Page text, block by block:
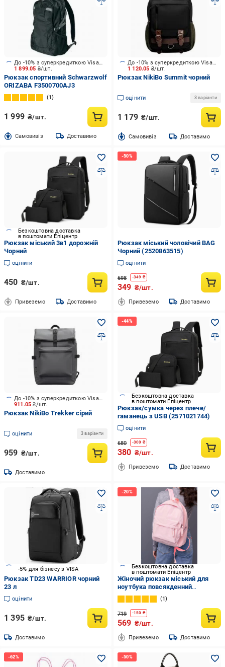
1 899.05 ₴/шт.
До -10% з суперкредиткою Visa Вигода
Рюкзак спортивний Schwarzwolf
ORIZABA F3500700AJ3
1
1 999 ₴/шт.
Cамовивіз Доставимо
1 120.05 ₴/шт.
До -10% з суперкредиткою Visa Вигода
Рюкзак NikiBo Summit чорний
оцінити 3 варіанти
1 179 ₴/шт.
Cамовивіз Доставимо
Безкоштовна доставка
в поштомати Епіцентр
Рюкзак міський 3в1 дорожній
Чорний
оцінити
450 ₴/шт.
Привеземо Доставимо
Рюкзак міський чоловічий BAG
Чорний (2520863515)
оцінити
698 -349 ₴
349 ₴/шт.
Привеземо Доставимо
911.05₴/шт.
До -10% з суперкредиткою Visa Вигода
Рюкзак NikiBo Trekker сірий
оцінити 3 варіанти
959 ₴/шт.
Доставимо
Безкоштовна доставка
в поштомати Епіцентр
Рюкзак/сумка через плече/
гаманець з USB (2571021744)
оцінити
680 -300 ₴
380 ₴/шт.
Привеземо Доставимо
-5% для бізнесу з VISA
Рюкзак TD23 WARRIOR чорний
23 л
оцінити
1 395 ₴/шт.
Доставимо
Безкоштовна доставка
в поштомати Епіцентр
Жіночий рюкзак міський для
ноутбука повсякденний
водонепроникний стильний А4
20 л Рожевий (73461)
1
719 -150 ₴
569 ₴/шт.
Привеземо Доставимо